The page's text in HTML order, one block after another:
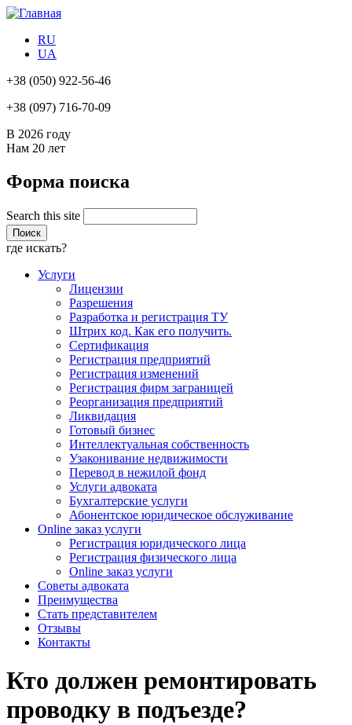
RU
UA
+38 (050) 922-56-46
+38 (097) 716-70-09
В 2026 году
Нам 20 лет
Форма поиска
Search this site
где искать?
Услуги
Лицензии
Разрешения
Разработка и регистрация ТУ
Штрих код. Как его получить.
Сертификация
Регистрация предприятий
Регистрация изменений
Регистрация фирм заграницей
Реорганизация предприятий
Ликвидация
Готовый бизнес
Интеллектуальная собственность
Узаконивание недвижимости
Перевод в нежилой фонд
Услуги адвоката
Бухгалтерские услуги
Абонентское юридическое обслуживание
Online заказ услуги
Регистрация юридического лица
Регистрация физического лица
Online заказ услуги
Советы адвоката
Преимущества
Стать представителем
Отзывы
Контакты
Кто должен ремонтировать
проводку в подъезде?